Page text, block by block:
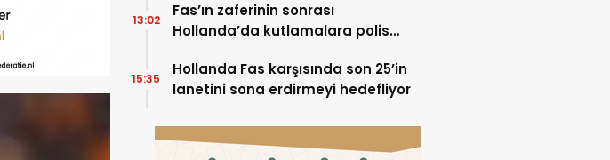
Fas’ın zaferinin sonrası
Hollanda’da kutlamalara polis
13:02
Hollanda Fas karşısında son 25’in
lanetini sona erdirmeyi hedefliyor
15:35